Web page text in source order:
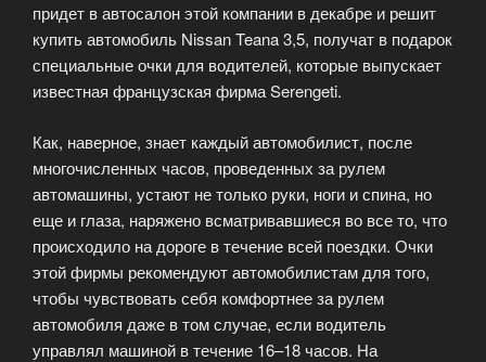
придет в автосалон этой компании в декабре и решит
купить автомобиль Nissan Teana 3,5, получат в подарок
специальные очки для водителей, которые выпускает
известная французская фирма Serengeti.
Как, наверное, знает каждый автомобилист, после
многочисленных часов, проведенных за рулем
автомашины, устают не только руки, ноги и спина, но
еще и глаза, наряжено всматривавшиеся во все то, что
происходило на дороге в течение всей поездки. Очки
этой фирмы рекомендуют автомобилистам для того,
чтобы чувствовать себя комфортнее за рулем
автомобиля даже в том случае, если водитель
управлял машиной в течение 16–18 часов. На